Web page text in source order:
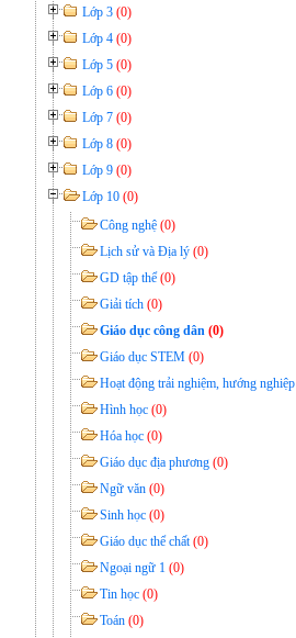
Lớp 3 (0)
Lớp 4 (0)
Lớp 5 (0)
Lớp 6 (0)
Lớp 7 (0)
Lớp 8 (0)
Lớp 9 (0)
Lớp 10 (0)
Công nghệ (0)
Lịch sử và Địa lý (0)
GD tập thể (0)
Giải tích (0)
Giáo dục công dân (0)
Giáo dục STEM (0)
Hoạt động trải nghiệm, hướng nghiệp
Hình học (0)
Hóa học (0)
Giáo dục địa phương (0)
Ngữ văn (0)
Sinh học (0)
Giáo dục thể chất(0)
Ngoại ngữ 1 (0)
Tin học (0)
Toán (0)